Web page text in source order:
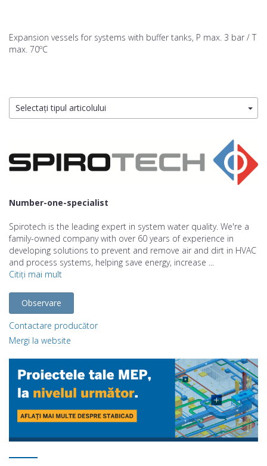
Expansion vessels for systems with buffer tanks, P max. 3 bar / T
max. 70ºC
Selectați tipul articolului
Number-one-specialist
Spirotech is the leading expert in system water quality. We're a
family-owned company with over 60 years of experience in
developing solutions to prevent and remove air and dirt in HVAC
and process systems, helping save energy, increase ...
Citiți mai mult
Observare
Contactare producător
Mergi la website